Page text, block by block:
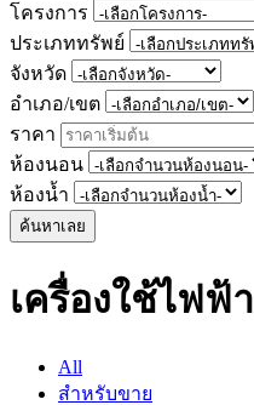
โครงการ
ประเภททรัพย์
จังหวัด
อำเภอ/เขต
ราคา
ห้องนอน
ห้องน้ำ
ค้นหาเลย
เครื่องใช้ไฟฟ้า
All
สำหรับขาย